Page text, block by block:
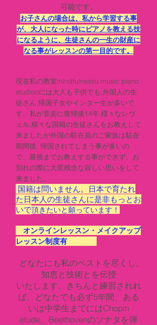
可能です。
お子さんの場合は、私から学習する事
が、大人になった時にピアノを教える技
になるように、 生徒さんの一生の財産に
なる事がレッスンの第一目的です。
現在私の教室mindfulnessu music piano
studiooには大人も子供でも,外国人の生
徒さん,帰国子女やインター生が多いで
す。私が音楽に復帰後14年,様々なレヴ
ェル,様々な国籍の生徒さんをお教えして
来ましたが外国の駐在員のご家族は駐在
期間後, 帰国されてしまう事が多いの
で、最後までお教えする事ができず、お
別れの際に大変残念な寂しい思いをして
来ました。
国籍は問いません。日本で育たれ
た日本人の生徒さんに是非もっとお
いで頂きたいと願っています！
オンラインレッスン・メイクアップ
レッスン制度有
どなたにも私のベストを尽くし,
知恵と技術とを伝授
いたします。きちんと練習されれ
ば、どなたでも必ず5年間、ある
いは中学生までにはChopin
etude、Beethovenのソナタを弾